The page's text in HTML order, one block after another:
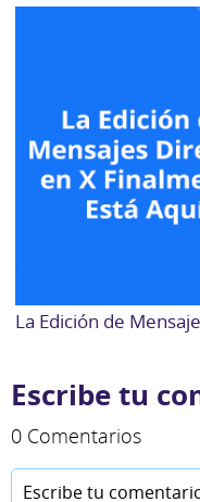
La Edición de
Escribe tu
0 Comentarios